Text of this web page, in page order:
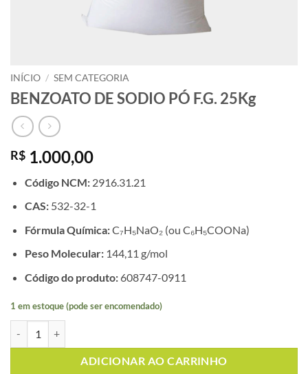
INÍCIO / SEM CATEGORIA
BENZOATO DE SODIO PÓ F.G. 25Kg
R$ 1.000,00
Código NCM:2916.31.21
CAS:532-32-1
Fórmula Química:C₇H₅NaO₂ (ou C₆H₅COONa)
Peso Molecular:144,11 g/mol
Código do produto:608747-0911
1 em estoque (pode ser encomendado)
ADICIONAR AO CARRINHO